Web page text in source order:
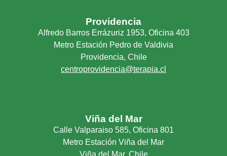
Providencia
Alfredo Barros Errázuriz 1953, Oficina 403
Metro Estación Pedro de Valdivia
Providencia, Chile
centroprovidencia@terapia.cl
Viña del Mar
Calle Valparaiso 585, Oficina 801
Metro Estación Viña del Mar